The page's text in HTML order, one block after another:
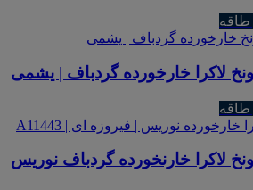
لاکرا خارخورده گردباف | یشمی
لاکرا خارنخورده گردباف نوریس